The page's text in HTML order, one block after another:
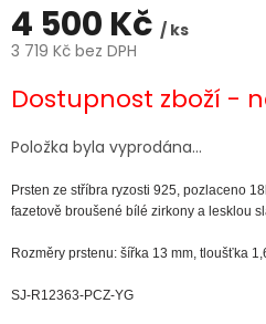
4 500 Kč / ks
3 719 Kč bez DPH
cena:
Dostupnost zboží -
Položka byla vyprodána…
Prsten ze stříbra ryzosti 925, pozlaceno
fazetově broušené bílé zirkony a lesklou
Rozměry prstenu: šířka 13 mm, tloušťka
SJ-R12363-PCZ-YG